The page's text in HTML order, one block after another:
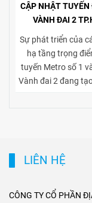
CẬP NHẬT TUYẾN
VÀNH ĐAI 2
Sự phát triển của
hạ tầng trọng
tuyến Metro số 1
Vành đai 2 đang
giao thông liên
ngoại thành vào
LIÊN HỆ
CÔNG TY CỔ PHẦN